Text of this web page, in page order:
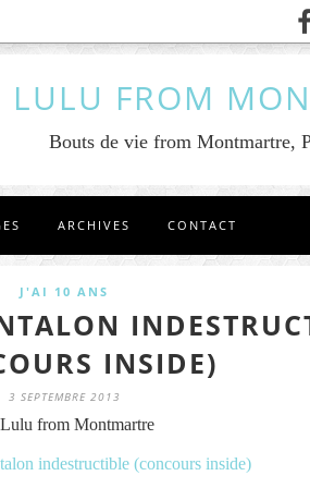
LULU FROM
Bouts de vie from Montmartre,
ARCHIVES CONTACT
J'AI 10 ANS
INSIDE)
3 SEPTEMBRE 2013
from Montmartre